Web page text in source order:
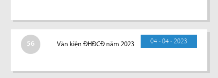
56 04 - 04 - 2023
Văn kiện ĐHĐCĐ năm 2023